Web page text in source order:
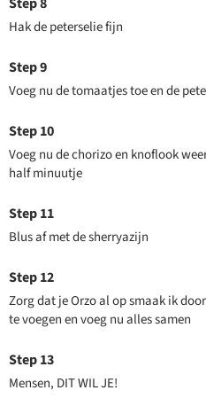
Hak de peterselie fijn
Voeg nu de tomaatjes toe en de
Voeg nu de chorizo en knoflook
half minuutje
Blus af met de sherryazijn
Zorg dat je Orzo al op smaak ik
te voegen en voeg nu alles samen
Mensen, DIT WIL JE!